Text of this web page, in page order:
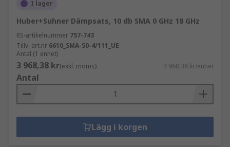
I lager
Huber+Suhner Dämpsats, 10 db SMA 0 GHz 18 GHz
RS-artikelnummer 757-743
Tillv. art.nr 6610_SMA-50-4/111_UE
Antal (1 enhet)
3 968,38 kr(exkl. moms) 3 968,38 kr/enhet
Antal
Lägg i korgen